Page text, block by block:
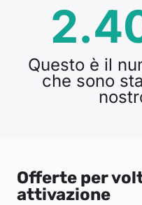
Questo è il
che sono
Offerte per
attivazione